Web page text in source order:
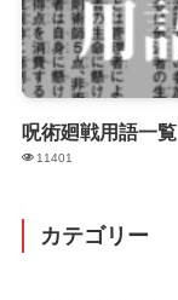
呪術廻戦用語一覧
11401
カテゴリー